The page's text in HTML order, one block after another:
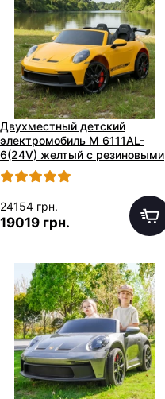
Двухместный детский
электромобиль M 6111AL-
6(24V) желтый с резиновыми
колесами
24154 грн.
19019 грн.